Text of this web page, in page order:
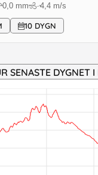
0,0 mm ↓4,4 m/s
10 DYGN
SENASTE DYGNET